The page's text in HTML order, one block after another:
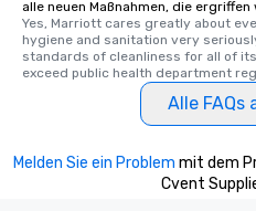
alle neuen Maßnahmen, die ergriffen
Yes, Marriott cares greatly about
hygiene and sanitation very
standards of cleanliness for all of
exceed public health department
Alle FAQs
Melden Sie ein Problem mit dem
Cvent